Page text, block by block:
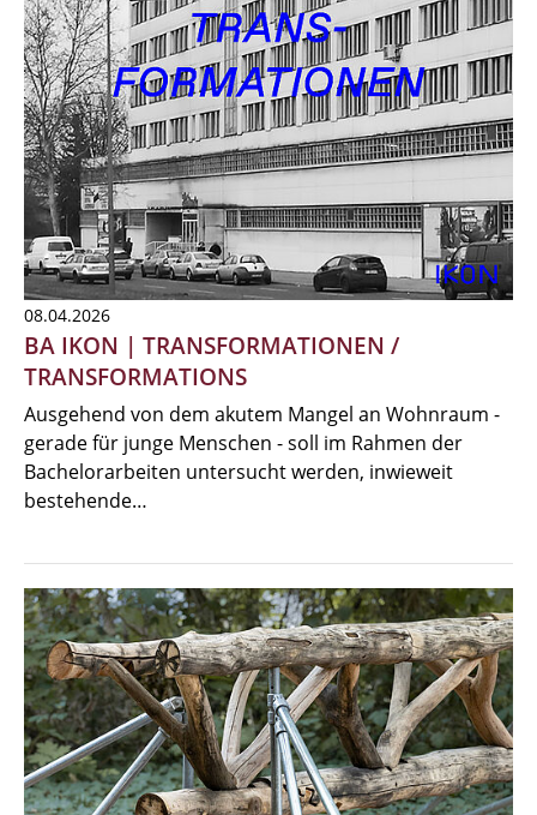
08.04.2026
BA IKON | TRANSFORMATIONEN /
TRANSFORMATIONS
Ausgehend von dem akutem Mangel an Wohnraum -
gerade für junge Menschen - soll im Rahmen der
Bachelorarbeiten untersucht werden, inwieweit
bestehende…